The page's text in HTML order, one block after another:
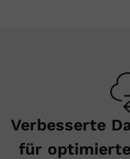
Verbesserte
für